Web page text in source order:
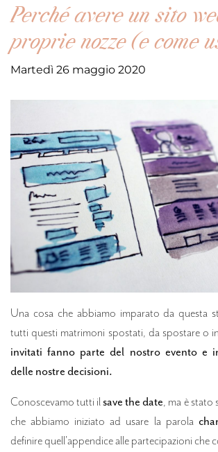
Perché avere un sito
proprie nozze (e come
Martedì 26 maggio 2020
Una cosa che abbiamo imparato da questa
tutti questi matrimoni spostati, da spostare o
invitati fanno parte del nostro evento e
delle nostre decisioni.
Conoscevamo tutti ilsave the date, ma è stato
che abbiamo iniziato ad usare la parola
definire quell'appendice alle partecipazioni che